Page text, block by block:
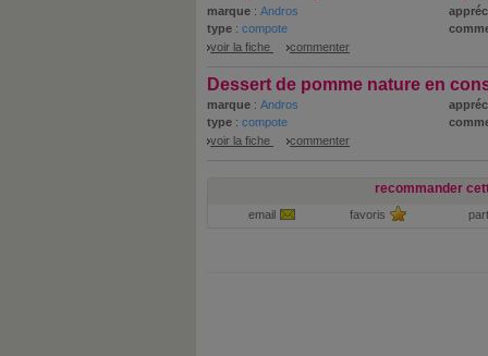
marque : Andros
type : compote
voir la fiche
commenter
Dessert de pomme nature en
marque : Andros
type : compote
voir la fiche
commenter
recommander
email favoris